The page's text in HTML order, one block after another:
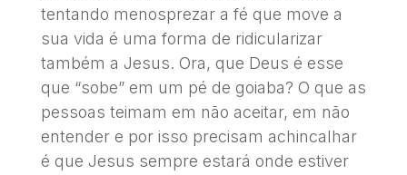
tentando menosprezar a fé que move a
sua vida é uma forma de ridicularizar
também a Jesus. Ora, que Deus é esse
que “sobe” em um pé de goiaba? O que as
pessoas teimam em não aceitar, em não
entender e por isso precisam achincalhar
é que Jesus sempre estará onde estiver